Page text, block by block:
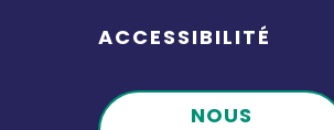
ACCESSIBILITÉ
NOUS